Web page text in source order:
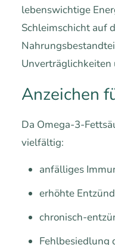
lebenswichtige
Schleimschicht auf
Unverträglichkeiten
Anzeichen
Da Omega-3-
vielfältig:
anfälliges
erhöhte
chronisch-
Fehlbesiedlung